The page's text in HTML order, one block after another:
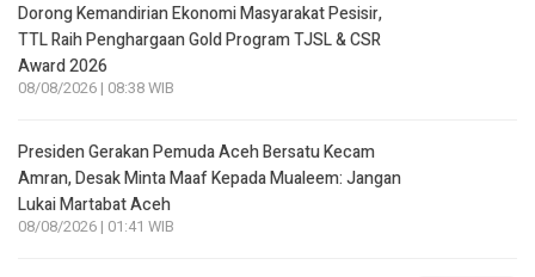
Dorong Kemandirian Ekonomi Masyarakat Pesisir,
TTL Raih Penghargaan Gold Program TJSL & CSR
Award 2026
08/08/2026 | 08:38 WIB
Presiden Gerakan Pemuda Aceh Bersatu Kecam
Amran, Desak Minta Maaf Kepada Mualeem: Jangan
Lukai Martabat Aceh
08/08/2026 | 01:41 WIB